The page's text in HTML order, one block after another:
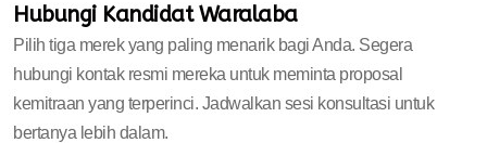
Hubungi Kandidat Waralaba
Pilih tiga merek yang paling menarik bagi Anda. Segera
hubungi kontak resmi mereka untuk meminta proposal
kemitraan yang terperinci. Jadwalkan sesi konsultasi untuk
bertanya lebih dalam.